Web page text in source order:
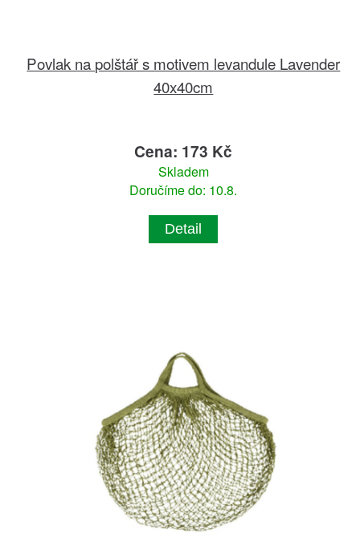
Povlak na polštář s motivem levandule Lavender
40x40cm
Cena: 173 Kč
Skladem
Doručíme do: 10.8.
Detail